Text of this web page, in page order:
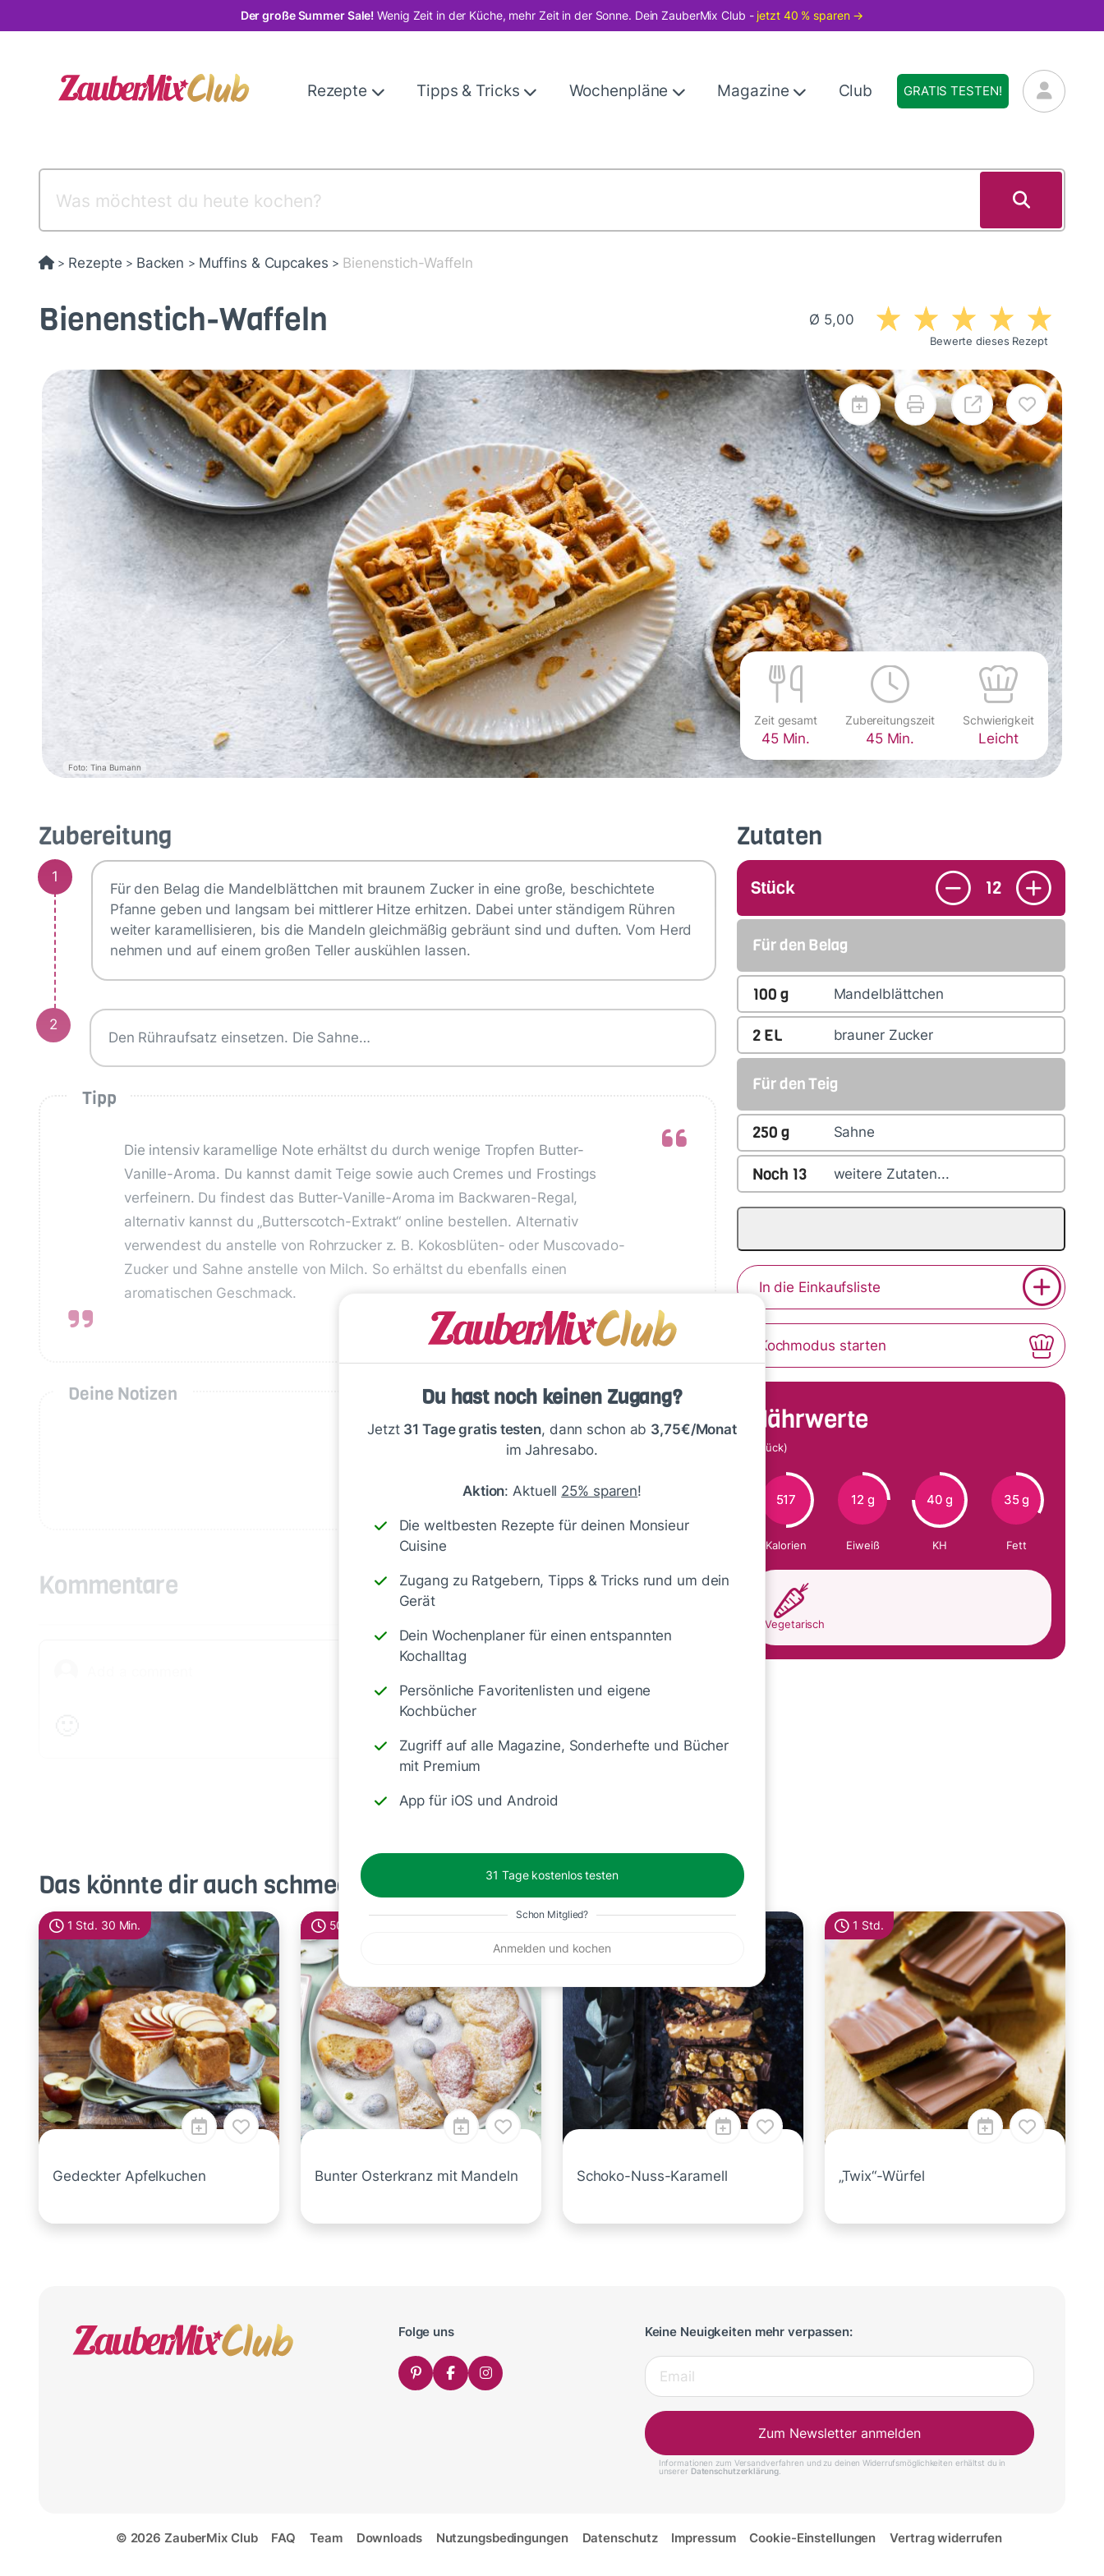
zum
Der große Summer Sale! Wenig Zeit in der Küche, mehr Zeit in der Sonne. Dein ZauberMix Club - jetzt 40 % sparen →
Rezepte Tipps & Tricks Wochenpläne Magazine Club GRATIS TESTEN!
> Rezepte > Backen > Muffins & Cupcakes > Bienenstich-Waffeln
Bienenstich-Waffeln Ø 5,00
Bewerte dieses Rezept
Foto: Tina Bumann
Zeit gesamt
45 Min.
Zubereitungszeit
45 Min.
Schwierigkeit
Leicht
Du hast noch keinen Zugang?
Jetzt 31 Tage gratis testen, dann schon ab 3,75€/Monat
im Jahresabo.
Aktion: Aktuell 25% sparen!
Die weltbesten Rezepte für deinen Monsieur
Cuisine
Zugang zu Ratgebern, Tipps & Tricks rund um dein
Gerät
Dein Wochenplaner für einen entspannten
Kochalltag
Persönliche Favoritenlisten und eigene
Kochbücher
Zugriff auf alle Magazine, Sonderhefte und Bücher
mit Premium
App für iOS und Android
31 Tage kostenlos testen
Schon Mitglied?
Anmelden und kochen
Zubereitung
1
Für den Belag die Mandelblättchen mit braunem Zucker in eine große, beschichtete
Pfanne geben und langsam bei mittlerer Hitze erhitzen. Dabei unter ständigem Rühren
weiter karamellisieren, bis die Mandeln gleichmäßig gebräunt sind und duften. Vom Herd
nehmen und auf einem großen Teller auskühlen lassen.
2
Den Rühraufsatz einsetzen. Die Sahne…
Tipp
Die intensiv karamellige Note erhältst du durch wenige Tropfen Butter-
Vanille-Aroma. Du kannst damit Teige sowie auch Cremes und Frostings
verfeinern. Du findest das Butter-Vanille-Aroma im Backwaren-Regal,
alternativ kannst du „Butterscotch-Extrakt“ online bestellen. Alternativ
verwendest du anstelle von Rohrzucker z. B. Kokosblüten- oder Muscovado-
Zucker und Sahne anstelle von Milch. So erhältst du ebenfalls einen
aromatischen Geschmack.
Deine Notizen
Kommentare
Zutaten
Stück 12
Für den Belag
100 g Mandelblättchen
2 EL brauner Zucker
Für den Teig
250 g Sahne
Noch 13 weitere Zutaten...
In die Einkaufsliste
Kochmodus starten
Nährwerte
(Stück)
517
Kalorien
12 g
Eiweiß
40 g
KH
35 g
Fett
Vegetarisch
Das könnte dir auch schmecken
1 Std. 30 Min.
Gedeckter Apfelkuchen
50 Min.
Bunter Osterkranz mit Mandeln Schoko-Nuss-Karamell
1 Std.
„Twix“-Würfel
Folge uns Keine Neuigkeiten mehr verpassen:
Zum Newsletter anmelden
Informationen zum Versandverfahren und zu deinen Widerrufsmöglichkeiten erhältst du in
unserer Datenschutzerklärung.
© 2026 ZauberMix Club FAQ Team Downloads Nutzungsbedingungen Datenschutz Impressum Cookie-Einstellungen Vertrag widerrufen